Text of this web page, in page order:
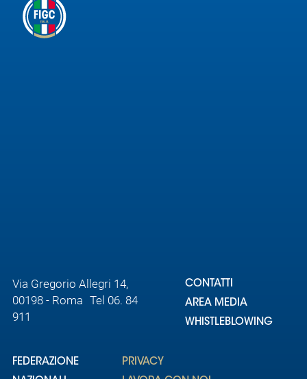
Via Gregorio Allegri 14,
00198 - Roma Tel 06. 84
911
CONTATTI
AREA MEDIA
WHISTLEBLOWING
FEDERAZIONE
PRIVACY